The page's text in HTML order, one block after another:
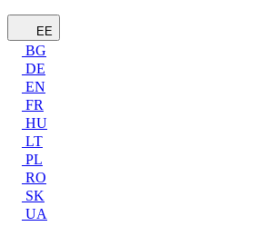
EE
BG
DE
EN
FR
HU
LT
PL
RO
SK
UA